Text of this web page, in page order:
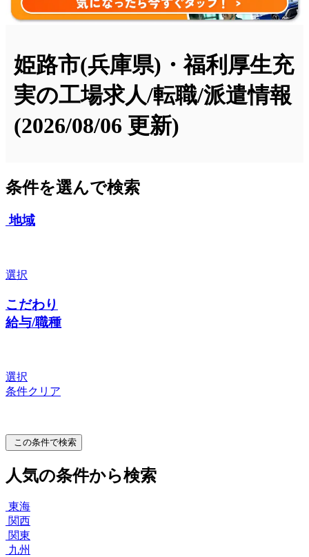
姫路市(兵庫県)・福利厚生充
実の工場求人/転職/派遣情報
(2026/08/06 更新)
条件を選んで検索
地域
選択
こだわり
給与/職種
選択
条件クリア
この条件で検索
人気の条件から検索
東海
関西
関東
九州